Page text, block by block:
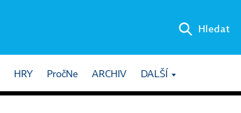
Hledat
HRY PročNe ARCHIV DALŠÍ